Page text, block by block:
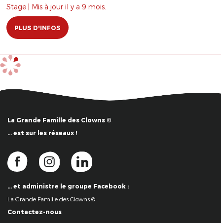
Stage | Mis à jour il y a 9 mois.
PLUS D'INFOS
La Grande Famille des Clowns ©
… est sur les réseaux !
… et administre le groupe Facebook :
La Grande Famille des Clowns ©
Contactez-nous